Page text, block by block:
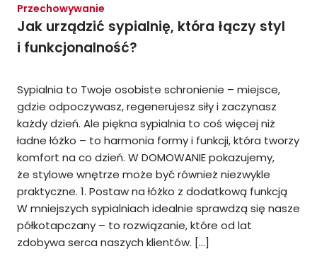
Przechowywanie
Jak urządzić sypialnię, która łączy styl
i funkcjonalność?
Sypialnia to Twoje osobiste schronienie – miejsce,
gdzie odpoczywasz, regenerujesz siły i zaczynasz
każdy dzień. Ale piękna sypialnia to coś więcej niż
ładne łóżko – to harmonia formy i funkcji, która tworzy
komfort na co dzień. W DOMOWANIE pokazujemy,
że stylowe wnętrze może być również niezwykle
praktyczne. 1. Postaw na łóżko z dodatkową funkcją
W mniejszych sypialniach idealnie sprawdzą się nasze
półkotapczany – to rozwiązanie, które od lat
zdobywa serca naszych klientów. […]